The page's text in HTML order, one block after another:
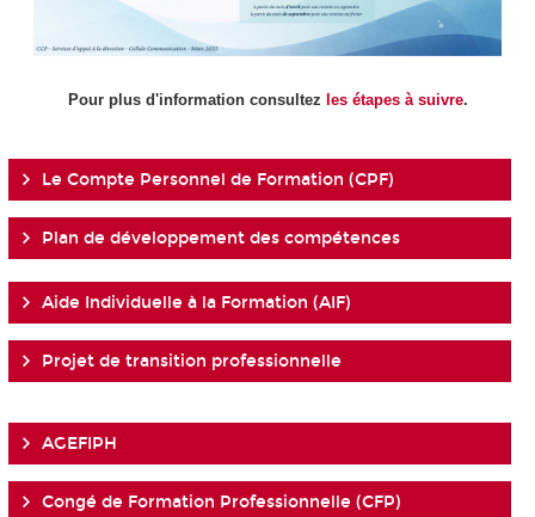
Pour plus d'information consultez les étapes à suivre.
Le Compte Personnel de Formation (CPF)
Plan de développement des compétences
Aide Individuelle à la Formation (AIF)
Projet de transition professionnelle
AGEFIPH
Congé de Formation Professionnelle (CFP)